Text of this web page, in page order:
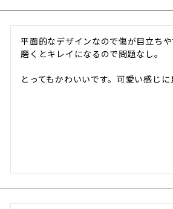
平面的なデザインなので傷が目立ち
磨くとキレイになるので問題なし。
とってもかわいいです。可愛い感じ